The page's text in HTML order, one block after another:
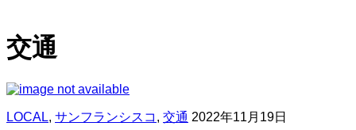
交通
LOCAL, サンフランシスコ , 交通 2022年11月19日